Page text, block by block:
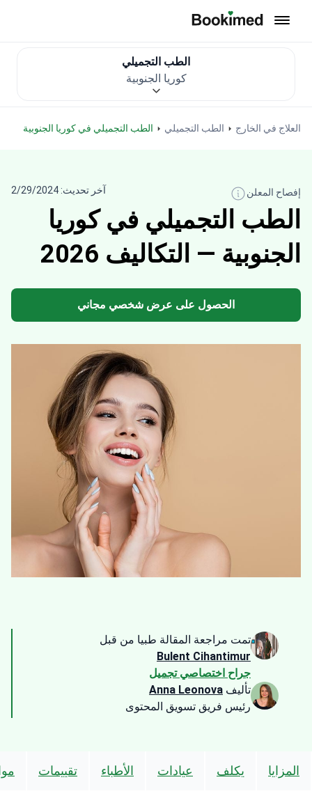
العلاج في الخارج الطب التجميلي الطب التجميلي في كوريا الجنوبية
الطب التجميلي
كوريا الجنوبية
إفصاح المعلن آخر تحديث: 2/29/2024
الطب التجميلي في كوريا
الجنوبية — التكاليف 2026
الحصول على عرض شخصي مجاني
تمت مراجعة المقالة طبيا من قبل
Bulent Cihantimur
جراح اختصاصي تجميل
تأليف Anna Leonova
رئيس فريق تسويق المحتوى
المزايا يكلف عيادات الأطباء تقييمات